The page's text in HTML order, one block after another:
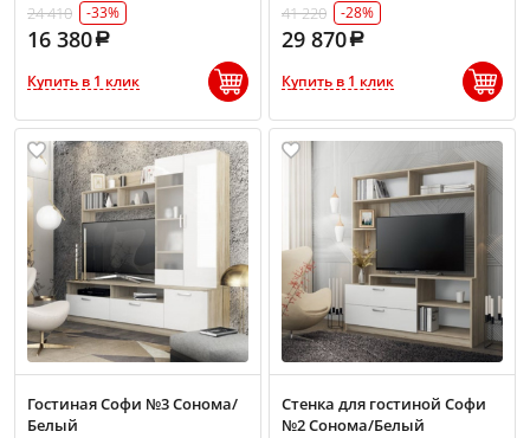
24 410
-33%
16 380
Купить в 1 клик
41 220
-28%
29 870
Купить в 1 клик
Гостиная Софи №3 Сонома/
Белый
Стенка для гостиной Софи
№2 Сонома/Белый